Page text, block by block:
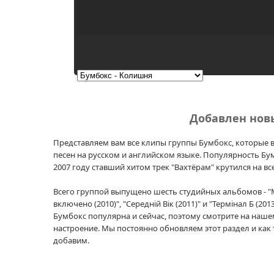
Добавлен
Представляем вам все клипы группы Бумбокс, которые
песен на русском и английском языке. Популярность
2007 году ставший хитом трек "Вахтёрам" крутился на
Всего группой выпущено шесть студийных альбомов -
включено (2010)", "Середній Вік (2011)" и "Термінал Б
Бумбокс популярна и сейчас, поэтому смотрите на
настроение. Мы постоянно обновляем этот раздел и
добавим.